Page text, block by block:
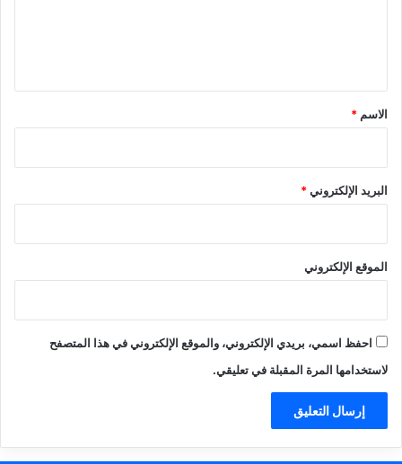
*
الاسم *
البريد الإلكتروني*
الموقع الإلكتروني
احفظ اسمي، بريدي الإلكتروني، والموقع الإلكتروني في هذا المتصفح
لاستخدامها المرة المقبلة في تعليقي.